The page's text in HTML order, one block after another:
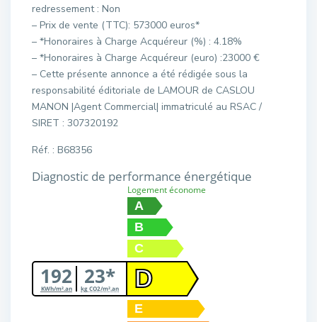
redressement : Non
– Prix de vente (TTC): 573000 euros*
– *Honoraires à Charge Acquéreur (%) : 4.18%
– *Honoraires à Charge Acquéreur (euro) :23000 €
– Cette présente annonce a été rédigée sous la
responsabilité éditoriale de LAMOUR de CASLOU
MANON |Agent Commercial| immatriculé au RSAC /
SIRET : 307320192
Réf. : B68356
Diagnostic de performance énergétique
192
KWh/m².an 23*
kg CO2/m².an
Logement économe
A
B
C
D
E